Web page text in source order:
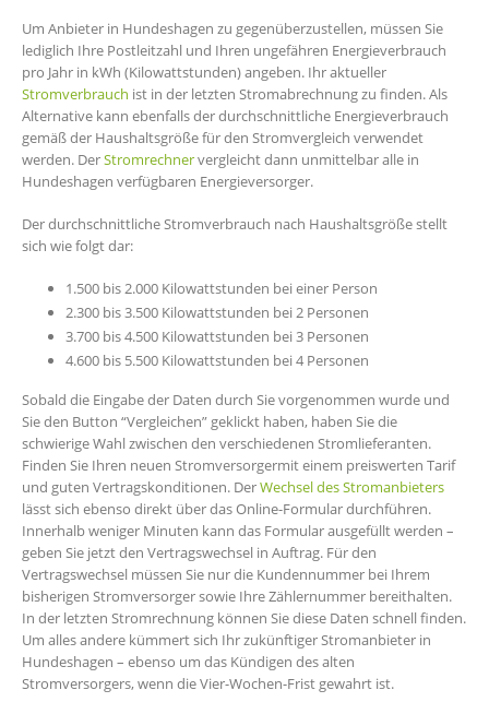
Um Anbieter in Hundeshagen zu gegenüberzustellen, müssen Sie
lediglich Ihre Postleitzahl und Ihren ungefähren Energieverbrauch
pro Jahr in kWh (Kilowattstunden) angeben. Ihr aktueller
Stromverbrauch ist in der letzten Stromabrechnung zu finden. Als
Alternative kann ebenfalls der durchschnittliche Energieverbrauch
gemäß der Haushaltsgröße für den Stromvergleich verwendet
werden. DerStromrechnervergleicht dann unmittelbar alle in
Hundeshagen verfügbaren Energieversorger.
Der durchschnittliche Stromverbrauch nach Haushaltsgröße stellt
sich wie folgt dar:
1.500 bis 2.000 Kilowattstunden bei einer Person
2.300 bis 3.500 Kilowattstunden bei 2 Personen
3.700 bis 4.500 Kilowattstunden bei 3 Personen
4.600 bis 5.500 Kilowattstunden bei 4 Personen
Sobald die Eingabe der Daten durch Sie vorgenommen wurde und
Sie den Button “Vergleichen” geklickt haben, haben Sie die
schwierige Wahl zwischen den verschiedenen Stromlieferanten.
Finden Sie Ihren neuen Stromversorgermit einem preiswerten Tarif
und guten Vertragskonditionen. DerWechsel des Stromanbieters
lässt sich ebenso direkt über das Online-Formular durchführen.
Innerhalb weniger Minuten kann das Formular ausgefüllt werden –
geben Sie jetzt den Vertragswechsel in Auftrag. Für den
Vertragswechsel müssen Sie nur die Kundennummer bei Ihrem
bisherigen Stromversorger sowie Ihre Zählernummer bereithalten.
In der letzten Stromrechnung können Sie diese Daten schnell finden.
Um alles andere kümmert sich Ihr zukünftiger Stromanbieter in
Hundeshagen – ebenso um das Kündigen des alten
Stromversorgers, wenn die Vier-Wochen-Frist gewahrt ist.